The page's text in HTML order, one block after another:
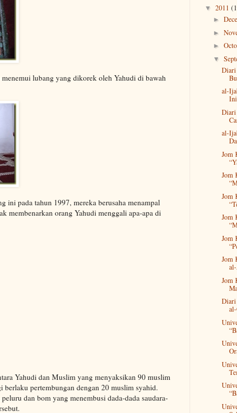
lubang yang dikorek oleh Yahudi di bawah
ini pada tahun 1997, mereka berusaha menampal
membenarkan orang Yahudi menggali apa-apa di
Yahudi dan Muslim yang menyaksikan 90 muslim
berlaku pertembungan dengan 20 muslim syahid.
dan bom yang menembusi dada-dada saudara-
▼ 2011
►
►
►
▼
Diari
al-
Diari
al-
Jom
Jom
Jom
Jom
Jom
Jom
Jom
Diari